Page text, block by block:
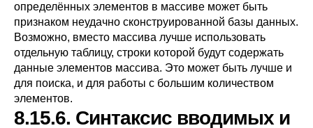
определённых элементов в массиве может быть
признаком неудачно сконструированной базы данных.
Возможно, вместо массива лучше использовать
отдельную таблицу, строки которой будут содержать
данные элементов массива. Это может быть лучше и
для поиска, и для работы с большим количеством
элементов.
8.15.6. Синтаксис вводимых и